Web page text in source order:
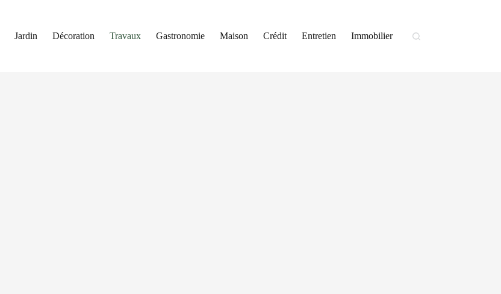
Jardin Décoration Travaux Gastronomie Maison Crédit Entretien Immobilier